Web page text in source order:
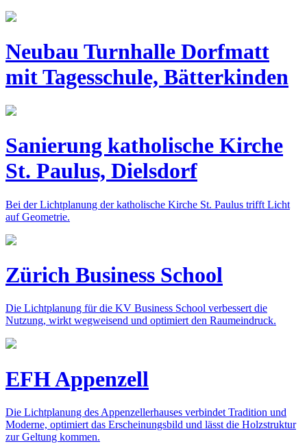
Neubau Turnhalle Dorfmatt
mit Tagesschule, Bätterkinden
Sanierung katholische Kirche
St. Paulus, Dielsdorf
Bei der Lichtplanung der katholische Kirche St. Paulus trifft Licht
auf Geometrie.
Zürich Business School
Die Lichtplanung für die KV Business School verbessert die
Nutzung, wirkt wegweisend und optimiert den Raumeindruck.
EFH Appenzell
Die Lichtplanung des Appenzellerhauses verbindet Tradition und
Moderne, optimiert das Erscheinungsbild und lässt die Holzstruktur
zur Geltung kommen.